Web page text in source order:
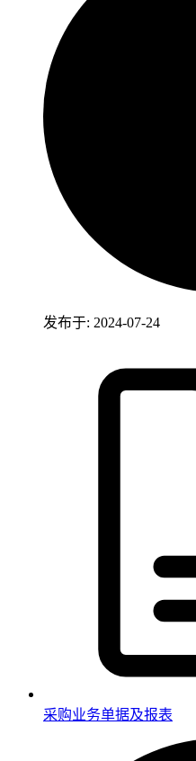
发布于: 2024-07-24
采购业务单据及报表